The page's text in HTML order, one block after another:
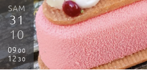
SAM
31
10
09 00
1230